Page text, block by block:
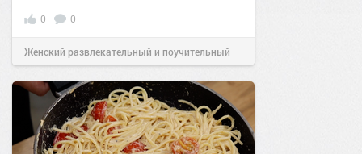
0 0
Женский развлекательный и поучительный
сайт.23:42Вчера